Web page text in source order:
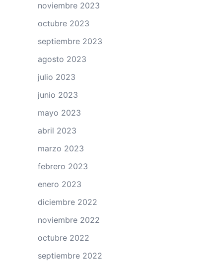
noviembre 2023
octubre 2023
septiembre 2023
agosto 2023
julio 2023
junio 2023
mayo 2023
abril 2023
marzo 2023
febrero 2023
enero 2023
diciembre 2022
noviembre 2022
octubre 2022
septiembre 2022